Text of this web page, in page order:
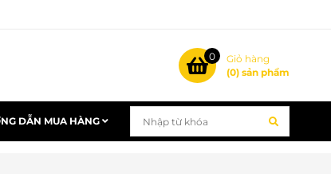
0
Giỏ hàng
(0) sản phẩm
DẪN MUA HÀNG